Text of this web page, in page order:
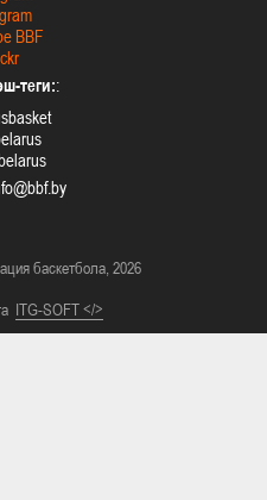
BBF
теги::
баскетбола, 2026
ITG-SOFT </>